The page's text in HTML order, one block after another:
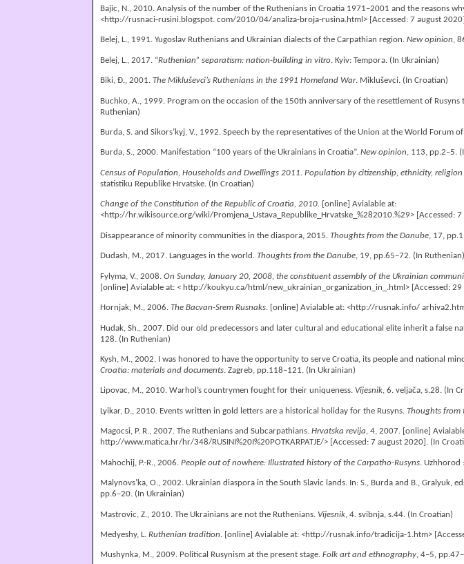
Bajic, N., 2010. Analysis of the number of the Ruthenians in Croatia 1971–2001 and the reasons
<http://rusnaci-rusini.blogspot. com/2010/04/analiza-broja-rusina.html > [Accessed: 7 august
Belej, L., 1991. Yugoslav Ruthenians and Ukrainian dialects of the Carpathian region.New opinion,
Belej, L., 2017. “Ruthenian” separatism: nation-building in vitro. Kyiv: Tempora. (In Ukrainian)
Biki, Đ., 2001.The Mikluševci’s Ruthenians in the 1991 Homeland War. Mikluševci. (In Croatian)
Buchko, А., 1999. Program on the occasion of the 150th anniversary of the resettlement of
Ruthenian)
Burda, S. and Sikors’kyj, V., 1992. Speech by the representatives of the Union at the World Forum
Burda, S., 2000. Manifestation “100 years of the Ukrainians in Croatia”.New opinion, 113, pp.2–5.
Census of Population, Households and Dwellings 2011. Population by citizenship, ethnicity,
statistiku Republike Hrvatske. (In Croatian)
Change of the Constitution of the Republic of Croatia, 2010.
[online] Avialable at:
<http://hr.wikisource.org/wiki/Promjena_Ustava_Republike_Hrvatske_%282010.%29> [Accessed:
Disappearance of minority communities in the diaspora, 2015.Thoughts from the Danube, 17,
Dudash, M., 2017. Languages in the world.Thoughts from the Danube, 19, pp.65–72. (In Ruthenian)
Fylyma, V., 2008.On Sunday, January 20, 2008, the constituent assembly of the Ukrainian
[online] Avialable at: < http://koukyu.ca/html/new_ukrainian_organization_in_.html > [Accessed:
Hornjak, M., 2006.The Bacvan-Srem Rusnaks. [online] Avialable at: <http://rusnak.info/
Hudak, Sh., 2007. Did our old predecessors and later cultural and educational elite inherit a false
128. (In Ruthenian)
Kysh, M., 2002. I was honored to have the opportunity to serve Croatia, its people and national
Croatia: materials and documents. Zagreb, pp.118–121. (In Ukrainian)
Lipovac, M., 2010. Warhol’s countrymen fought for their uniqueness.Vijesnik, 6. veljača, s.28. (In
Lyikar, D., 2010. Events written in gold letters are a historical holiday for the Rusyns.Thoughts from
Magocsi, P. R., 2007. The Ruthenians and Subcarpathians.Hrvatska revija, 4, 2007. [online]
http://www.matica.hr/hr/348/RUSINI%20I%20POTKARPATJE/> [Accessed: 7 august 2020]. (In
Mahochij, P.-R., 2006.People out of nowhere: Illustrated history of the Carpatho-Rusyns. Uzhhorod
Malynovs’ka, O., 2002. Ukrainian diaspora in the South Slavic lands. In: S., Burda and B., Gralyuk,
pp.6–20. (In Ukrainian)
Mastrovic, Z., 2010. The Ukrainians are not the Ruthenians.Vijesnik , 4. svibnja, s.44. (In Croatian)
Medyeshy, L.Ruthenian tradition. [online] Avialable at: <http://rusnak.info/tradicija-1.htm>
Mushynka, M., 2009. Political Rusynism at the present stage.Folk art and ethnography, 4–5,